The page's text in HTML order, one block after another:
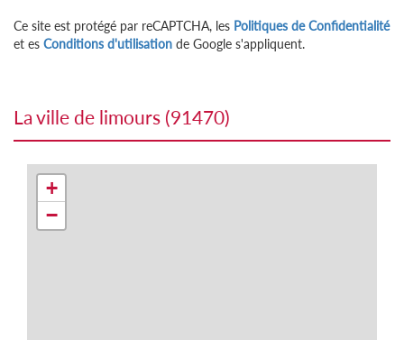
Ce site est protégé par reCAPTCHA, les Politiques de Confidentialité
et es Conditions d'utilisation de Google s'appliquent.
la ville de limours (91470)
+
−